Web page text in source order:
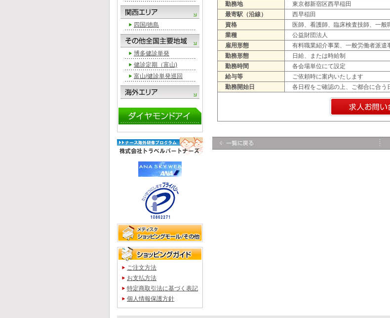
勤務地
東京都新宿区西早稲田
最寄駅（沿線）
西早稲田
資格
医師、看護師、臨床検査技師、一般
業種
公益財団法人
雇用形態
有料職業紹介事業、一般労働者派遣
勤務形態
日給、または時給制
勤務時間
各会場単位にて設定
給与等
ご依頼時に案内いたします
勤務開始日
各日程をご確認の上、ご都合に合う
四国/徳島
博多健診単発
健診定期（富山)
富山/健診単発巡回
ご注文方法
お支払方法
特定商取引法に基づく表記
個人情報保護方針